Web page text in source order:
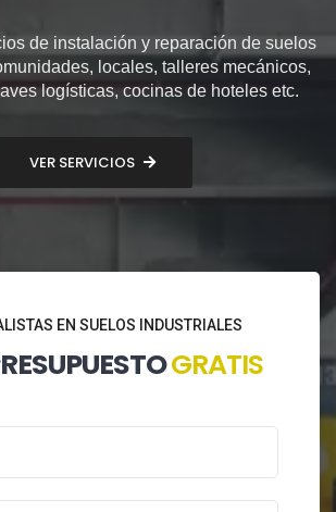
de instalación y reparación de suelos
locales, talleres mecánicos,
logísticas, cocinas de hoteles etc.
VER SERVICIOS
EN SUELOS INDUSTRIALES
GRATIS